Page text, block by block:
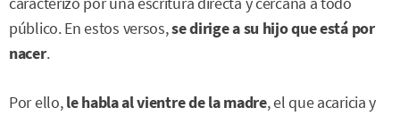
público. En estos versos,se dirige a su hijo que está por
nacer.
Por ello,le habla al vientre de la madre, el que acaricia y